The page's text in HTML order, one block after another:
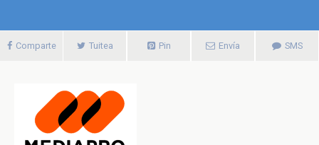
Comparte Tuitea Pin Envía SMS